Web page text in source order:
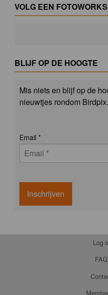
VOLG EEN
BLIJF OP DE HOOGTE
Mis niets en blijf op de
nieuwtjes rondom Birdpix.
Email *
Inschrijven
Log
FAQ